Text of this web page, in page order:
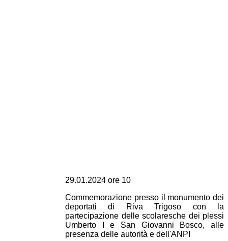
29.01.2024 ore 10
Commemorazione presso il monumento dei
deportati di Riva Trigoso con la
partecipazione delle scolaresche dei plessi
Umberto I e San Giovanni Bosco, alle
presenza delle autorità e dell'ANPI